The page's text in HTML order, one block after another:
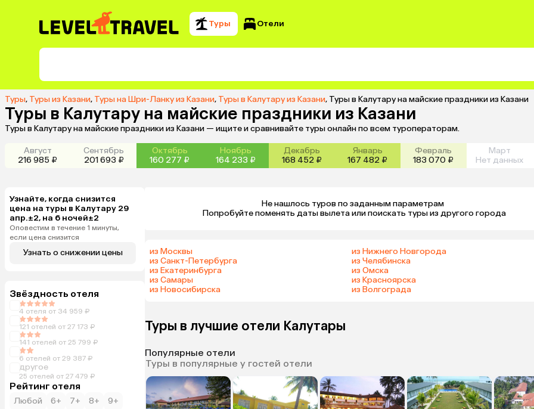
Туры Отели
Туры, Туры из Казани, Туры на Шри-Ланку из Казани, Туры в Калутару из Казани, Туры в Калутару на майские праздники из Казани
Туры в Калутару на майские праздники из Казани
Туры в Калутару на майские праздники из Казани — ищите и сравнивайте туры онлайн по всем туроператорам.
Август
216 985 ₽
Сентябрь
201 693 ₽
Октябрь
160 277 ₽
Ноябрь
164 233 ₽
Декабрь
168 452 ₽
Январь
167 482 ₽
Февраль
183 070 ₽
Март
Нет данных
Узнайте, когда снизится
цена на туры в Калутару 29
апр.±2, на 6 ночей±2
Оповестим в течение 1 минуты,
если цена снизится
Узнать о снижении цены
Звёздность отеля
4 отеля от 34 959 ₽
121 отелей от 27 173 ₽
141 отелей от 25 799 ₽
6 отелей от 29 387 ₽
другое
25 отелей от 27 479 ₽
Рейтинг отеля
Любой 6+ 7+ 8+ 9+
Не нашлось туров по заданным параметрам
Попробуйте поменять даты вылета или поискать туры из другого города
из Москвы
из Санкт-Петербурга
из Екатеринбурга
из Самары
из Новосибирска
из Нижнего Новгорода
из Челябинска
из Омска
из Красноярска
из Волгограда
Туры в лучшие отели Калутары
Популярные отели
Туры в популярные у гостей отели